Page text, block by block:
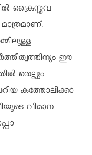
ക്രൈസ്തവ
ഈ
തെല്ലും
കത്തോലിക്കാ
വിമാന